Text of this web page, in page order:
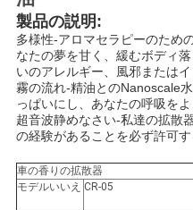
な
さ
い
引
用
製品の説明:
多様性-アロマセラピーのため
なたの夢を甘く、緩むボディ
いのアレルギー、風邪または
霧の流れ-精油とのNanoscale
っぱいにし、あなたの呼吸を
超音波静めなさい-私達の拡散
の経験があることを必ず許可す
車の香りの拡散器
モデルいいえ CR-05